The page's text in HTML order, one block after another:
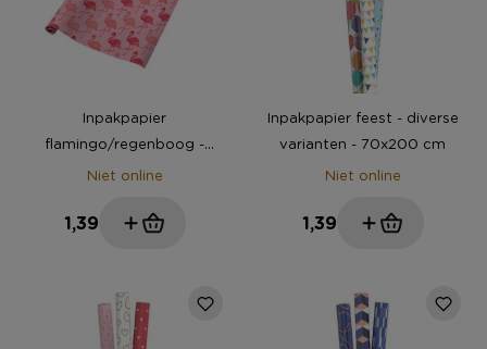
Inpakpapier
flamingo/regenboog -
diverse varianten - 70x200
Niet online
1,39
Inpakpapier feest - diverse
varianten - 70x200 cm
Niet online
1,39